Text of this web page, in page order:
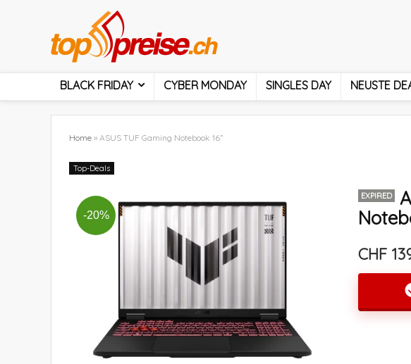
BLACK FRIDAY CYBER MONDAY SINGLES DAY NEUSTE
Home » ASUS TUF Gaming Notebook 16”
Top-Deals
-20%
EXPIRED
CHF